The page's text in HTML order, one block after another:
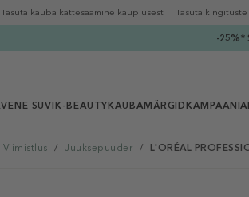
Tasuta kauba kättesaamine kauplusest Tasuta
-25%*
SUVI K-BEAUTY KAUBAMÄRGID KAMPAANIA
Viimistlus / Juuksepuuder / L'ORÉAL